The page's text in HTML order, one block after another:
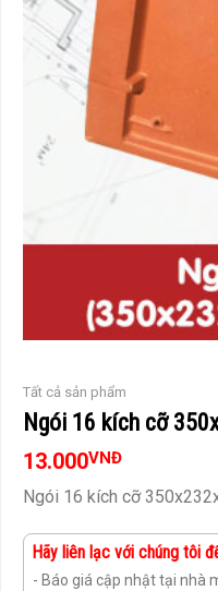
Tất cả sản phẩm
Ngói 16 kích cỡ
13.000VNĐ
Ngói 16 kích cỡ
Hãy liên lạc với chúng tôi
- Báo giá cập nhật tại nhà